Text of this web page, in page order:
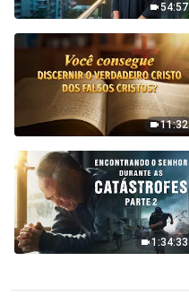
54:57
11:32
1:34:33